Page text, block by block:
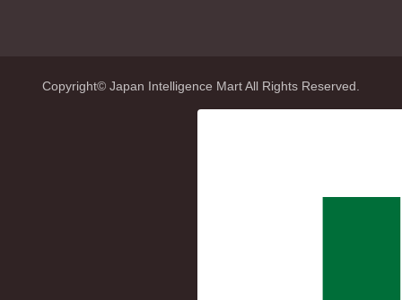
Copyright© Japan Intelligence Mart All Rights Reserved.